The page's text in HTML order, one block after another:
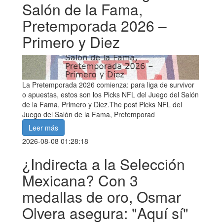
Salón de la Fama,
Pretemporada 2026 –
Primero y Diez
La Pretemporada 2026 comienza: para liga de survivor
o apuestas, estos son los Picks NFL del Juego del Salón
de la Fama, Primero y Diez.The post Picks NFL del
Juego del Salón de la Fama, Pretemporad
Leer más
2026-08-08 01:28:18
¿Indirecta a la Selección
Mexicana? Con 3
medallas de oro, Osmar
Olvera asegura: "Aquí sí"